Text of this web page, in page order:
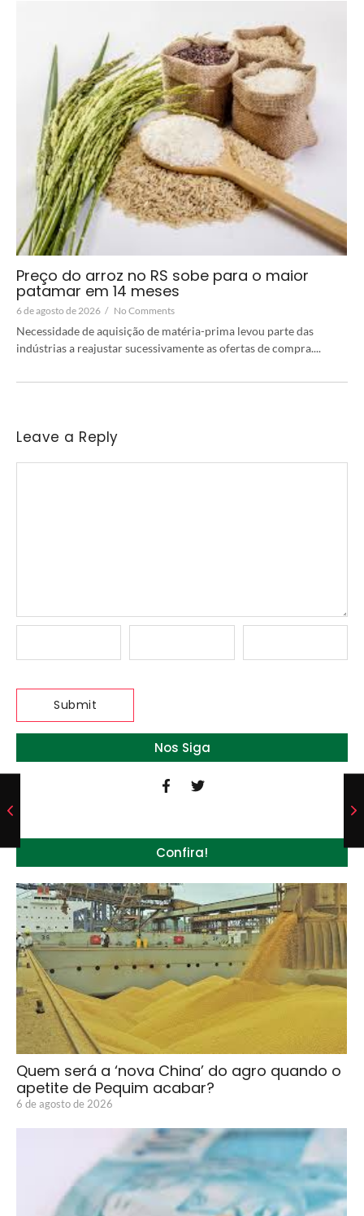
Preço do arroz no RS sobe para o maior
patamar em 14 meses
6 de agosto de 2026 / No Comments
Necessidade de aquisição de matéria-prima levou parte das
indústrias a reajustar sucessivamente as ofertas de compra....
Leave a Reply
Nos Siga
Confira!
Quem será a ‘nova China’ do agro quando o
apetite de Pequim acabar?
6 de agosto de 2026